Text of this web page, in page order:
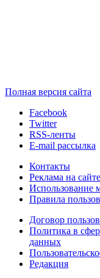
Полная версия сайта
Facebook
Twitter
RSS-ленты
E-mail рассылка
Контакты
Реклама на сайте
Использование
Правила
Договор
Политика в
данных
Редакция